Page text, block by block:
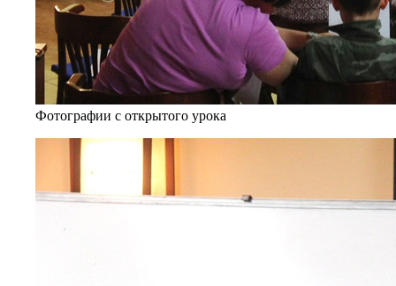
Фотографии с открытого урока